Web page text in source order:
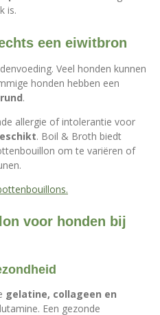
is.
een eiwitbron
Veel honden kunnen
honden hebben een
.
allergie of intolerantie voor
. Boil & Broth biedt
om te variëren of
voor honden bij
gelatine, collageen en
Een gezonde